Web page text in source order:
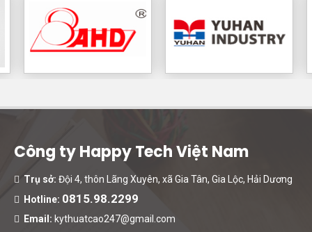
Công ty Happy Tech Việt Nam
Trụ sở: Đội 4, thôn Lãng Xuyên, xã Gia Tân, Gia Lộc, Hải Dương
Hotline: 0815.98.2299
Email: kythuatcao247@gmail.com